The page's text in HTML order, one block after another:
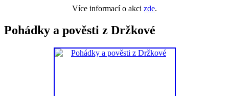
Více informací o akci zde.
Pohádky a pověsti z Držkové